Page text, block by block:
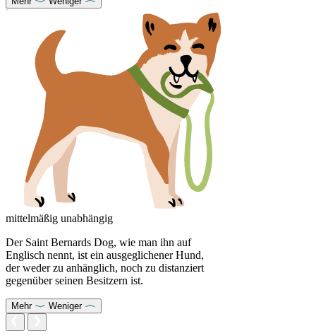
mittelmäßig unabhängig
Der Saint Bernards Dog, wie man ihn auf
Englisch nennt, ist ein ausgeglichener Hund,
der weder zu anhänglich, noch zu distanziert
gegenüber seinen Besitzern ist.
Mehr Weniger